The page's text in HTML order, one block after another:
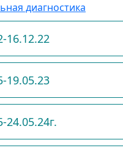
диагностика
16.12.22
19.05.23
24.05.24г.